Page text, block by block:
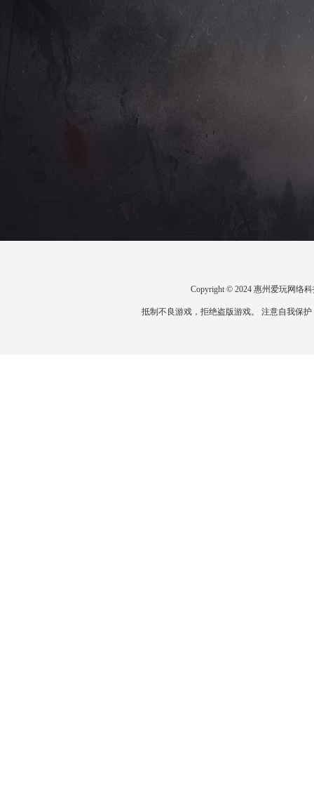
Copyright © 2024 惠州爱玩网络
抵制不良游戏，拒绝盗版游戏。 注意自我保